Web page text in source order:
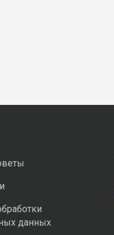
данных